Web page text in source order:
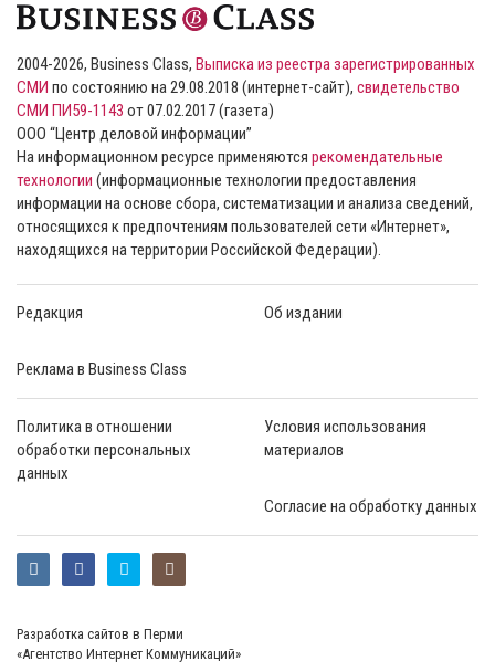
2004-2026, Business Class, Выписка из реестра зарегистрированных
СМИ по состоянию на 29.08.2018 (интернет-сайт), свидетельство
СМИ ПИ59-1143 от 07.02.2017 (газета)
ООО “Центр деловой информации”
На информационном ресурсе применяются рекомендательные
технологии (информационные технологии предоставления
информации на основе сбора, систематизации и анализа сведений,
относящихся к предпочтениям пользователей сети «Интернет»,
находящихся на территории Российской Федерации).
Редакция Об издании
Реклама в Business Class
Политика в отношении
обработки персональных
данных
Условия использования
материалов
Согласие на обработку данных
Разработка сайтов в Перми
«Агентство Интернет Коммуникаций»